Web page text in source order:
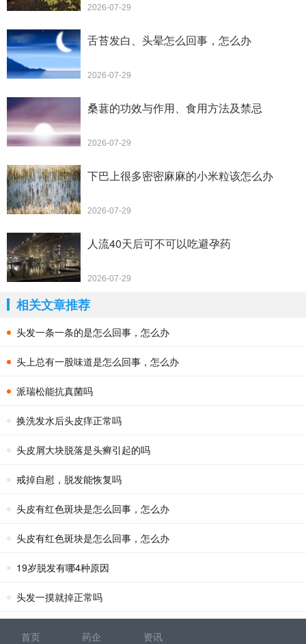
2026-07-29
舌苔发白、头晕怎么回事，怎么办
2026-07-29
桑葚的功效与作用、食用方法及禁忌
2026-07-29
下巴上很多密密麻麻的小米粒该怎么办
2026-07-29
人流40天后可不可以吃避孕药
2026-07-29
相关文章推荐
头发一条一条的是怎么回事，怎么办
头上总有一股味道是怎么回事，怎么办
派瑞松能抗真菌吗
换洗发水后头皮痒正常吗
头皮屑大块脱落是头癣引起的吗
戒掉自慰，脱发能恢复吗
头皮有红色斑块是怎么回事，怎么办
头皮有红色斑块是怎么回事，怎么办
19岁脱发有哪4种原因
头发一摸就掉正常吗
首页 药企 资讯